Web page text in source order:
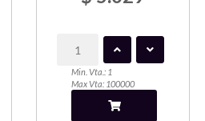
Min. Vta.: 1
Max Vta: 100000